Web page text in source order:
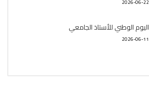
2026-06-22
اليوم الوطني للأستاذ الجامعي
2026-06-11